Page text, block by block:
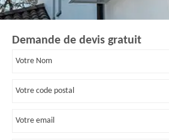
Demande de devis gratuit